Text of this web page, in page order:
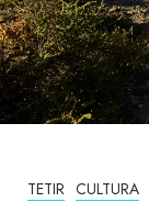
TETIR CULTURA